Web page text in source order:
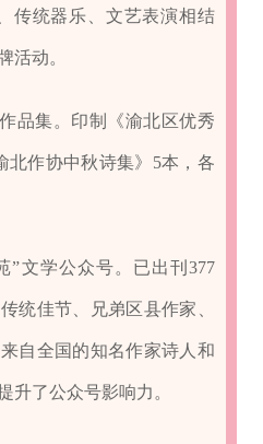
传统器乐、文艺表演相结
活动。
品集。印制《渝北区优秀
北作协中秋诗集》5本，各
”文学公众号。已出刊377
统佳节、兄弟区县作家、
自全国的知名作家诗人和
升了公众号影响力。